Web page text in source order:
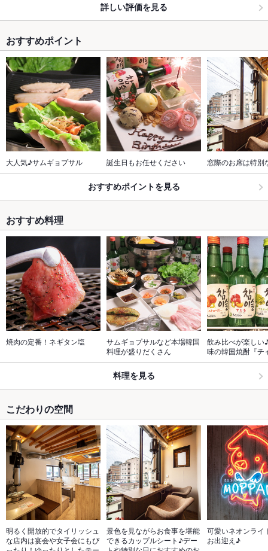
詳しい評価を見る
おすすめポイント
大人気♪サムギョプサル 誕生日もお任せください 窓際のお席は特別
おすすめポイントを見る
おすすめ料理
焼肉の定番！ネギタン塩
サムギョプサルなど本場韓国
料理が盛りだくさん
飲み比べが楽しい
味の韓国焼酎『チ
料理を見る
こだわりの空間
明るく開放的でタイリッシュ
な店内は宴会や女子会にもぴ
景色を見ながらお食事を堪能
できるカップルシート♪デー
可愛いネオンライ
お出迎え♪